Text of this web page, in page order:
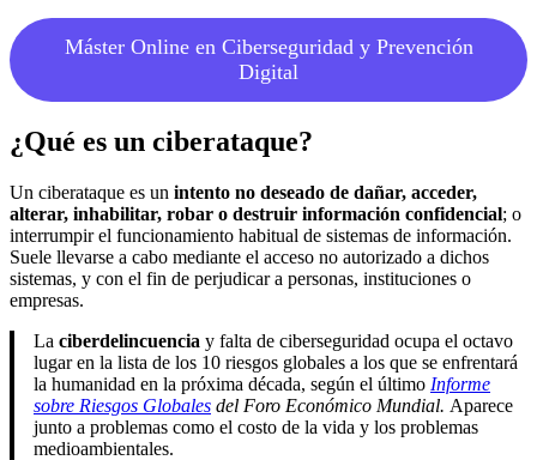
Máster Online en Ciberseguridad y Prevención
Digital
¿Qué es un ciberataque?
Un ciberataque es un intento no deseado de dañar, acceder,
alterar, inhabilitar, robar o destruir información confidencial; o
interrumpir el funcionamiento habitual de sistemas de información.
Suele llevarse a cabo mediante el acceso no autorizado a dichos
sistemas, y con el fin de perjudicar a personas, instituciones o
empresas.
La ciberdelincuencia y falta de ciberseguridad ocupa el octavo
lugar en la lista de los 10 riesgos globales a los que se enfrentará
la humanidad en la próxima década, según el último Informe
sobre Riesgos Globales del Foro Económico Mundial. Aparece
junto a problemas como el costo de la vida y los problemas
medioambientales.